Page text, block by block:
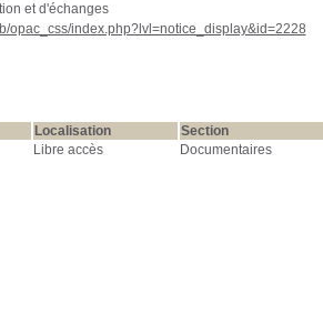
et d'échanges
opac_css/index.php?lvl=notice_display&id=2228
Localisation Section
Libre accès Documentaires